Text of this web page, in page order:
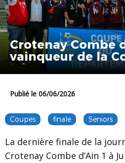
Crotenay Combe
vainqueur de la
Département
Publié le 06/06/2026
Coupes finale Seniors
La dernière finale de la
Crotenay Combe d’Ain 1 à